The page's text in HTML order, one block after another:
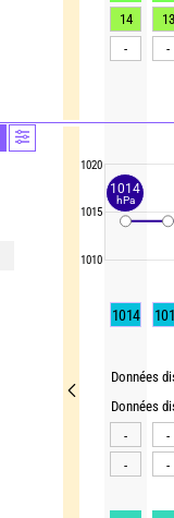
1020
1015
1010
14
13
-
-
1014
Données
Données
-
-
-
-
1014
hPa